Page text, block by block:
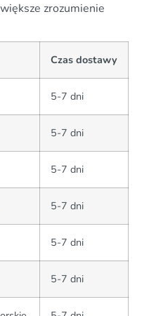
zrozumienie
Czas dostawy
5-7 dni
5-7 dni
5-7 dni
5-7 dni
5-7 dni
5-7 dni